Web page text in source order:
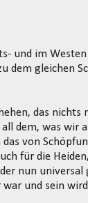
und im
dem gleichen
das
dem, was wir
von
für die
nun
war und sein